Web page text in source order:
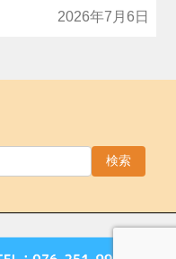
2026年7月6日
検索